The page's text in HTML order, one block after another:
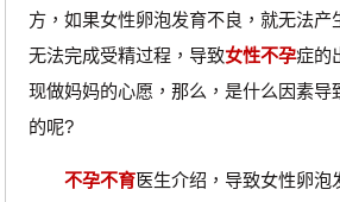
方，如果女性卵泡发育不良，就无法产
无法完成受精过程，导致女性不孕症的
现做妈妈的心愿，那么，是什么因素导
的呢?
不孕不育医生介绍，导致女性卵泡